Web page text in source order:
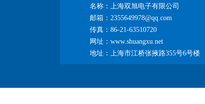
名称：上海双旭电子有限公司
邮箱：2355649978@qq.com
传真：86-21-63510720
网址：www.shuangxu.net
地址：上海市江桥张掖路355号6号楼